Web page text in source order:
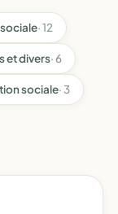
· 12
et divers· 6
sociale· 3